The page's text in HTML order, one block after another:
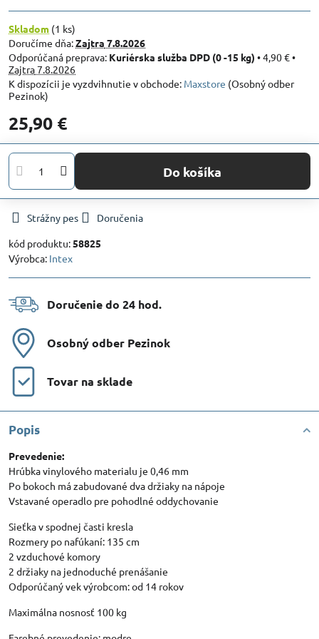
Skladom (1 ks)
Doručíme dňa:Zajtra 7.8.2026
Kuriérska služba DPD (0 -15 kg) •4,90 €•
Zajtra7.8.2026
Maxstore (Osobný odber
Pezinok)
25,90 €
Do košíka
Strážny pes
Doručenia
kód produktu:58825
Výrobca: Intex
Doručenie do 24 hod​.
Osobný odber Pezinok
Tovar na sklade
Popis
Prevedenie:
Hrúbka vinylového materialu je 0,46 mm
Po bokoch má zabudované dva držiaky na nápoje
Vstavané operadlo pre pohodlné oddychovanie
Sieťka v spodnej časti kresla
Rozmery po nafúkaní: 135 cm
2 vzduchové komory
2 držiaky na jednoduché prenášanie
Odporúčaný vek výrobcom: od 14 rokov
Maximálna nosnosť 100 kg